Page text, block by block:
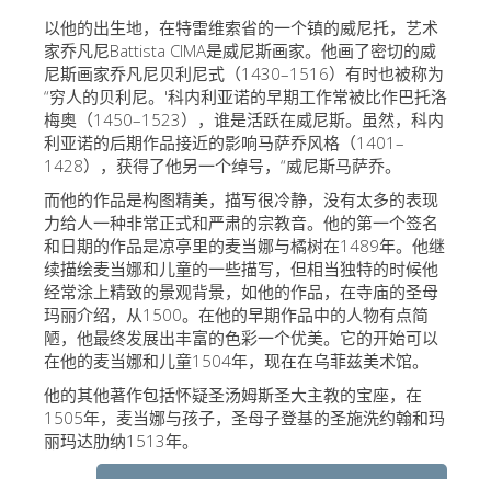
现在预定
虚拟之旅
杰作
展示室
新展示室厅
佛罗伦萨博物馆
巴杰罗美术馆
学院美术馆
巴拉丁画廊
美第奇教堂
圣马可博物馆
以他的出生地，在特雷维索省的一个镇的威尼托，艺术
家乔凡尼Battista CIMA是威尼斯画家。他画了密切的威
尼斯画家乔凡尼贝利尼式（1430–1516）有时也被称为
“穷人的贝利尼。'科内利亚诺的早期工作常被比作巴托洛
梅奥（1450–1523），谁是活跃在威尼斯。虽然，科内
利亚诺的后期作品接近的影响马萨乔风格（1401–
1428），获得了他另一个绰号，“威尼斯马萨乔。
而他的作品是构图精美，描写很冷静，没有太多的表现
力给人一种非常正式和严肃的宗教音。他的第一个签名
和日期的作品是凉亭里的麦当娜与橘树在1489年。他继
续描绘麦当娜和儿童的一些描写，但相当独特的时候他
经常涂上精致的景观背景，如他的作品，在寺庙的圣母
玛丽介绍，从1500。在他的早期作品中的人物有点简
陋，他最终发展出丰富的色彩一个优美。它的开始可以
在他的麦当娜和儿童1504年，现在在乌菲兹美术馆。
他的其他著作包括怀疑圣汤姆斯圣大主教的宝座，在
1505年，麦当娜与孩子，圣母子登基的圣施洗约翰和玛
丽玛达肋纳1513年。